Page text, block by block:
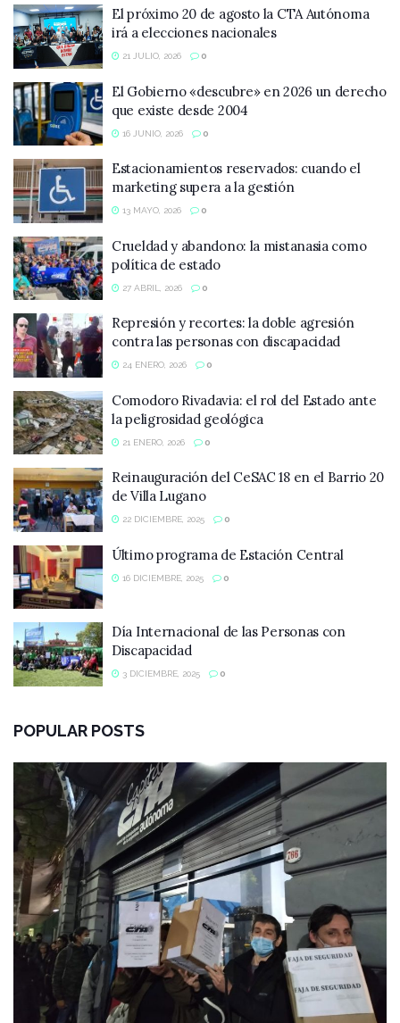
El próximo 20 de agosto la CTA Autónoma
irá a elecciones nacionales
21 JULIO, 2026 0
El Gobierno «descubre» en 2026 un derecho
que existe desde 2004
16 JUNIO, 2026 0
Estacionamientos reservados: cuando el
marketing supera a la gestión
13 MAYO, 2026 0
Crueldad y abandono: la mistanasia como
política de estado
27 ABRIL, 2026 0
Represión y recortes: la doble agresión
contra las personas con discapacidad
24 ENERO, 2026 0
Comodoro Rivadavia: el rol del Estado ante
la peligrosidad geológica
21 ENERO, 2026 0
Reinauguración del CeSAC 18 en el Barrio 20
de Villa Lugano
22 DICIEMBRE, 2025 0
Último programa de Estación Central
16 DICIEMBRE, 2025 0
Día Internacional de las Personas con
Discapacidad
3 DICIEMBRE, 2025 0
POPULAR POSTS